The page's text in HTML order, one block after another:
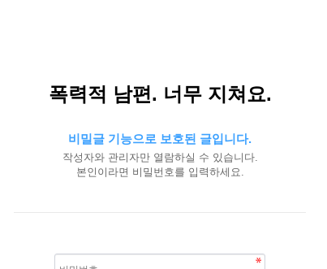
폭력적 남편. 너무 지쳐요.
비밀글 기능으로 보호된 글입니다.
작성자와 관리자만 열람하실 수 있습니다.
본인이라면 비밀번호를 입력하세요.